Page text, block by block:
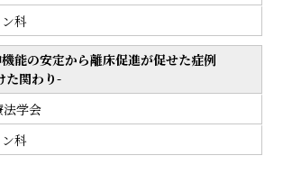
科
能の安定から離床促進が促せた症例
た関わり-
学会
科